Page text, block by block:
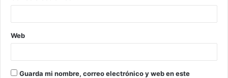
Web
Guarda mi nombre, correo electrónico y web en este